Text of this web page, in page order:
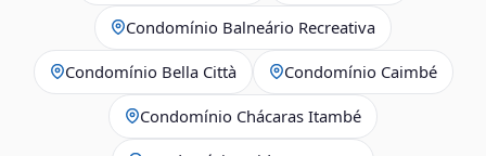
Condomínio Balneário Recreativa
Condomínio Bella Città Condomínio Caimbé
Condomínio Chácaras Itambé